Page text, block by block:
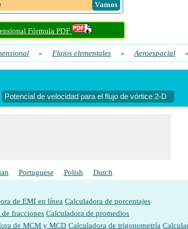
​ Vamos
Fórmula PDF
» Flujos elementales » Aeroespacial »
Potencial de velocidad para el flujo de vórtice 2-D
Portuguese Polish Dutch
de EMI en línea Calculadora de porcentajes
fracciones Calculadora de promedios
de MCM y MCD Calculadora de trigonometría